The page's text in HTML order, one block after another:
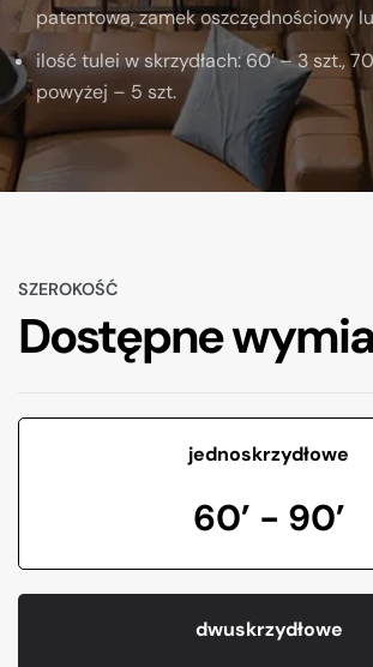
patentowa, zamek oszczędnościowy
ilość tulei w skrzydłach: 60’ – 3 szt.,
powyżej – 5 szt.
SZEROKOŚĆ
Dostępne
jednoskrzydłowe
60’ - 90’
dwuskrzydłowe